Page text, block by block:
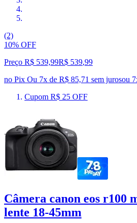
(2)
10% OFF
Preço R$ 539,99R$ 539,99
no Pix Ou 7x de R$ 85,71 sem jurosou 7
Cupom R$ 25 OFF
Câmera canon eos r100
lente 18-45mm